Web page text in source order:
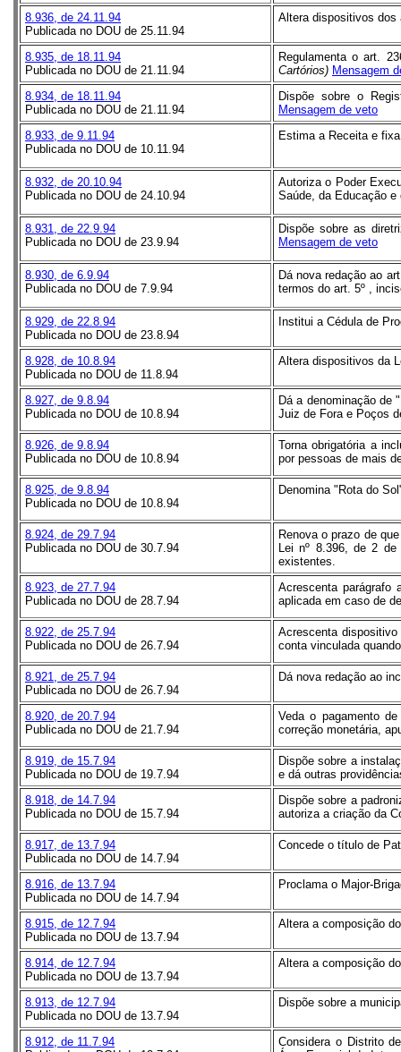
8.936, de 24.11.94
Publicada no DOU de 25.11.94
Altera dispositivos dos
8.935, de 18.11.94
Publicada no DOU de 21.11.94
Regulamenta o art.
Cartórios) Mensagem
8.934, de 18.11.94
Publicada no DOU de 21.11.94
Dispõe sobre o
Mensagem de veto
8.933, de 9.11.94
Publicada no DOU de 10.11.94
Estima a Receita e
8.932, de 20.10.94
Publicada no DOU de 24.10.94
Autoriza o Poder
Saúde, da Educação
8.931, de 22.9.94
Publicada no DOU de 23.9.94
Dispõe sobre as
Mensagem de veto
8.930, de 6.9.94
Publicada no DOU de 7.9.94
Dá nova redação ao
termos do art. 5º ,
8.929, de 22.8.94
Publicada no DOU de 23.8.94
Institui a Cédula de
8.928, de 10.8.94
Publicada no DOU de 11.8.94
Altera dispositivos da
8.927, de 9.8.94
Publicada no DOU de 10.8.94
Dá a denominação de
Juiz de Fora e Poços
8.926, de 9.8.94
Publicada no DOU de 10.8.94
Torna obrigatória a
por pessoas de mais
8.925, de 9.8.94
Publicada no DOU de 10.8.94
Denomina "Rota do
8.924, de 29.7.94
Publicada no DOU de 30.7.94
Renova o prazo de
Lei nº 8.396, de 2
existentes.
8.923, de 27.7.94
Publicada no DOU de 28.7.94
Acrescenta parágrafo
aplicada em caso de
8.922, de 25.7.94
Publicada no DOU de 26.7.94
Acrescenta
conta vinculada
8.921, de 25.7.94
Publicada no DOU de 26.7.94
Dá nova redação ao
8.920, de 20.7.94
Publicada no DOU de 21.7.94
Veda o pagamento
correção monetária,
8.919, de 15.7.94
Publicada no DOU de 19.7.94
Dispõe sobre a
e dá outras
8.918, de 14.7.94
Publicada no DOU de 15.7.94
Dispõe sobre a
autoriza a criação da
8.917, de 13.7.94
Publicada no DOU de 14.7.94
Concede o título de
8.916, de 13.7.94
Publicada no DOU de 14.7.94
Proclama o Major-
8.915, de 12.7.94
Publicada no DOU de 13.7.94
Altera a composição
8.914, de 12.7.94
Publicada no DOU de 13.7.94
Altera a composição
8.913, de 12.7.94
Publicada no DOU de 13.7.94
Dispõe sobre a
8.912, de 11.7.94
Considera o Distrito